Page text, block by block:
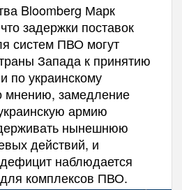
Bloomberg Марк
задержки поставок
систем ПВО могут
Запада к принятию
по украинскому
мнению, замедление
армию
нынешнюю
действий, и
наблюдается
комплексов ПВО.